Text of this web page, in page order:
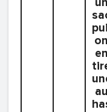
on
en
au